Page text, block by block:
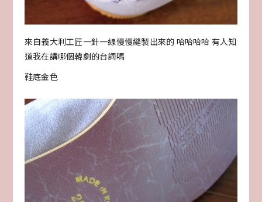
來自義大利工匠一針一線慢慢縫製出來的 哈哈哈哈 有人知
道我在講哪個韓劇的台詞嗎
鞋底金色